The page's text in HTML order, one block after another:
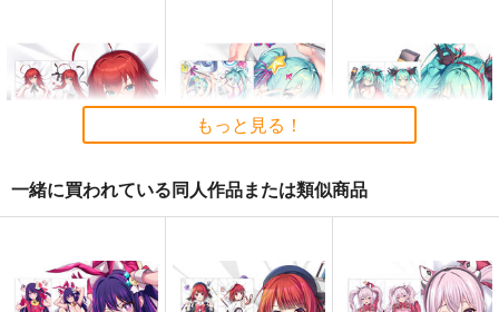
アス・グレモリー-抱
き枕カバー
160CMX50CM【1089
eb
ミク-160CMX50CM抱
き枕カバー
【YC1097】
eb
2022-初音ミ
ク-160CMX50CM抱き
枕カバー【YC1105】
eb
もっと見る！
一緒に買われている同人作品または類似商品